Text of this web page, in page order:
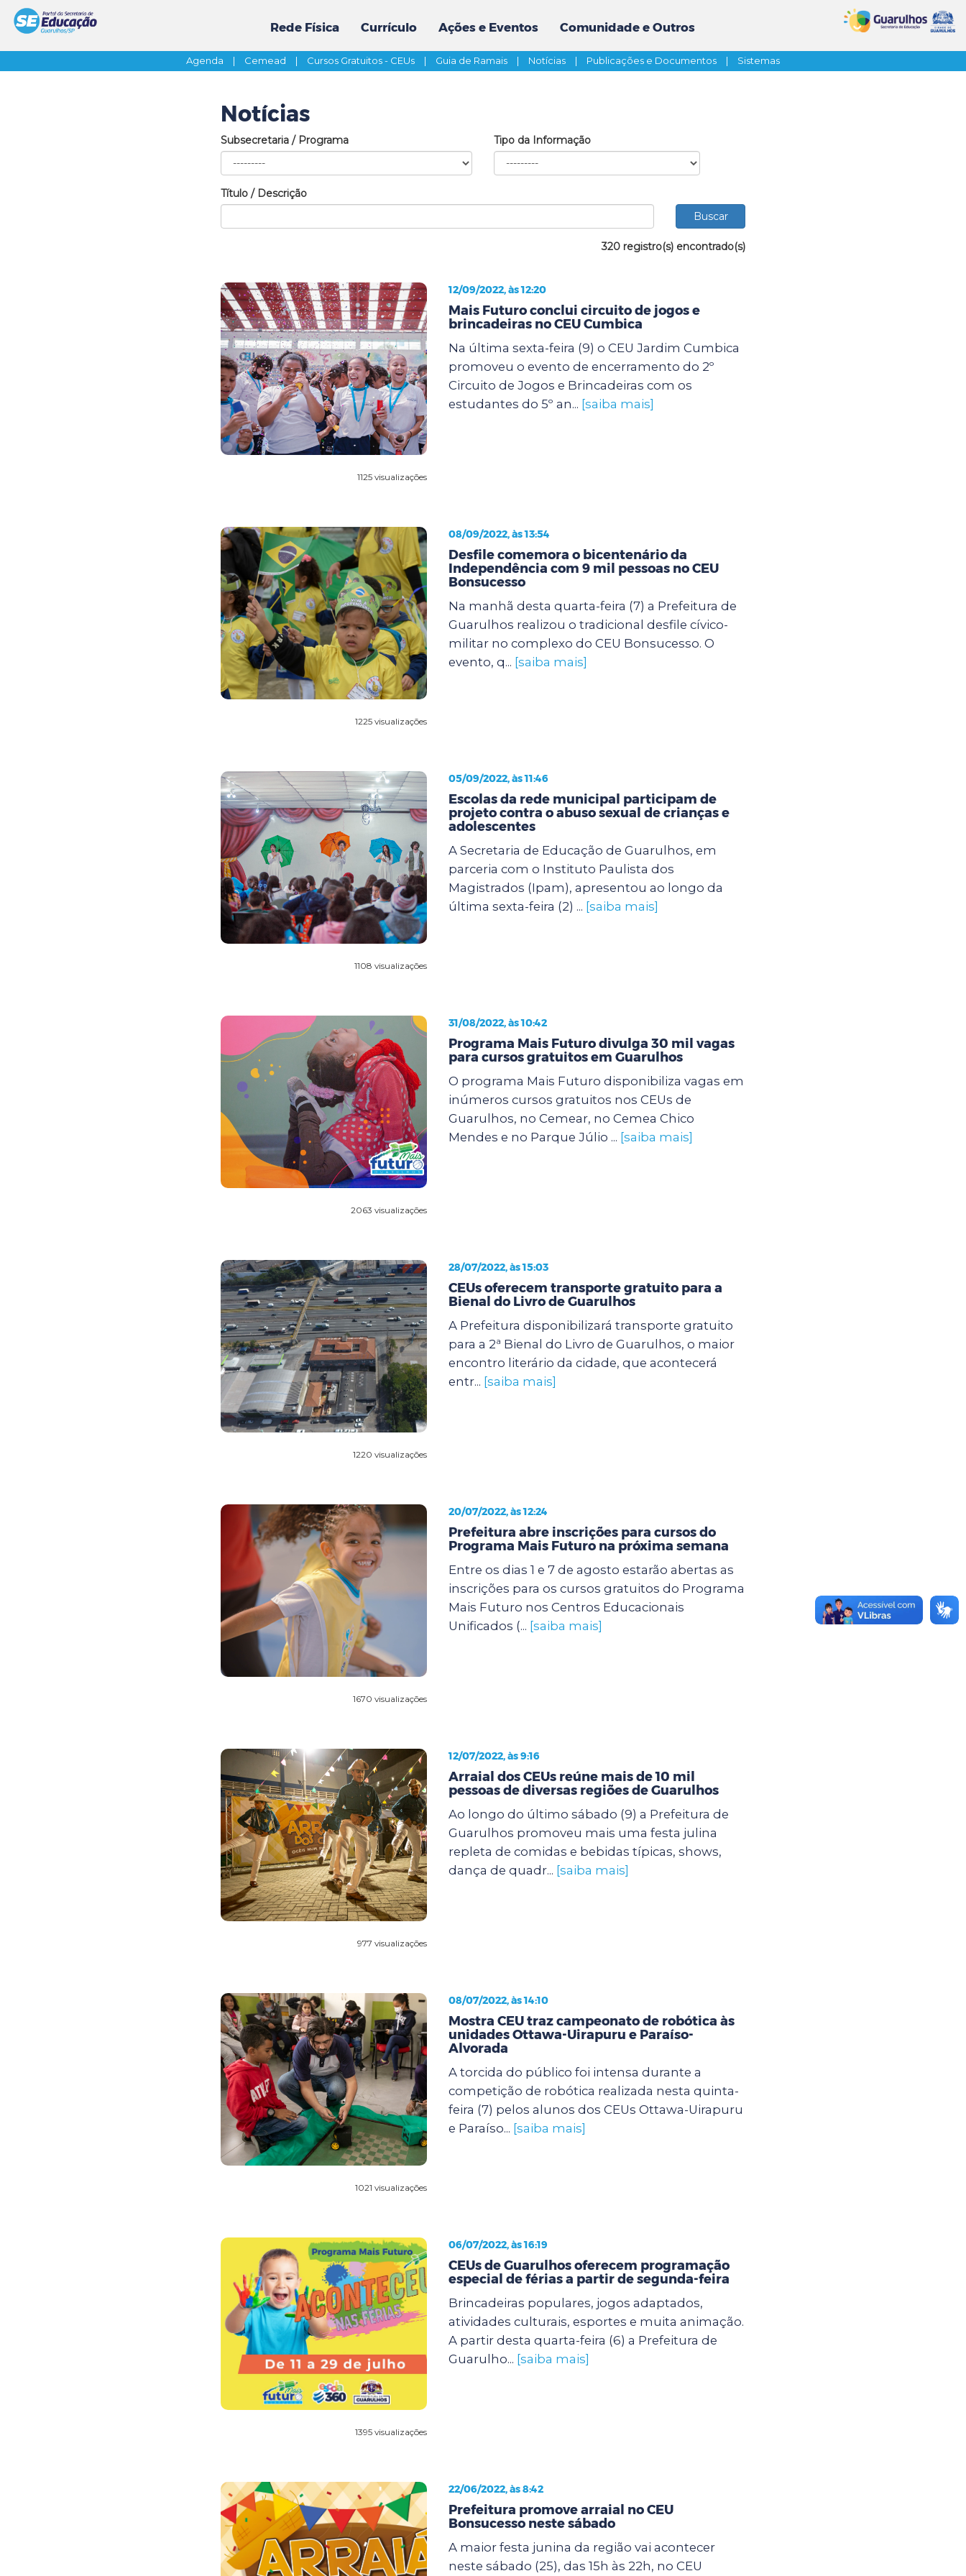
Rede Física Currículo Ações e Eventos Comunidade e Outros
Agenda | Cemead | Cursos Gratuitos - CEUs | Guia de Ramais | Notícias | Publicações e Documentos | Sistemas
Notícias
Subsecretaria / Programa Tipo da Informação
Título / Descrição
320 registro(s) encontrado(s)
1125 visualizações
12/09/2022, às 12:20
Mais Futuro conclui circuito de jogos e
brincadeiras no CEU Cumbica
Na última sexta-feira (9) o CEU Jardim Cumbica
promoveu o evento de encerramento do 2º
Circuito de Jogos e Brincadeiras com os
estudantes do 5º an... [saiba mais]
1225 visualizações
08/09/2022, às 13:54
Desfile comemora o bicentenário da
Independência com 9 mil pessoas no CEU
Bonsucesso
Na manhã desta quarta-feira (7) a Prefeitura de
Guarulhos realizou o tradicional desfile cívico-
militar no complexo do CEU Bonsucesso. O
evento, q... [saiba mais]
1108 visualizações
05/09/2022, às 11:46
Escolas da rede municipal participam de
projeto contra o abuso sexual de crianças e
adolescentes
A Secretaria de Educação de Guarulhos, em
parceria com o Instituto Paulista dos
Magistrados (Ipam), apresentou ao longo da
última sexta-feira (2) ... [saiba mais]
2063 visualizações
31/08/2022, às 10:42
Programa Mais Futuro divulga 30 mil vagas
para cursos gratuitos em Guarulhos
O programa Mais Futuro disponibiliza vagas em
inúmeros cursos gratuitos nos CEUs de
Guarulhos, no Cemear, no Cemea Chico
Mendes e no Parque Júlio ... [saiba mais]
1220 visualizações
28/07/2022, às 15:03
CEUs oferecem transporte gratuito para a
Bienal do Livro de Guarulhos
A Prefeitura disponibilizará transporte gratuito
para a 2ª Bienal do Livro de Guarulhos, o maior
encontro literário da cidade, que acontecerá
entr... [saiba mais]
1670 visualizações
20/07/2022, às 12:24
Prefeitura abre inscrições para cursos do
Programa Mais Futuro na próxima semana
Entre os dias 1 e 7 de agosto estarão abertas as
inscrições para os cursos gratuitos do Programa
Mais Futuro nos Centros Educacionais
Unificados (... [saiba mais]
977 visualizações
12/07/2022, às 9:16
Arraial dos CEUs reúne mais de 10 mil
pessoas de diversas regiões de Guarulhos
Ao longo do último sábado (9) a Prefeitura de
Guarulhos promoveu mais uma festa julina
repleta de comidas e bebidas típicas, shows,
dança de quadr... [saiba mais]
1021 visualizações
08/07/2022, às 14:10
Mostra CEU traz campeonato de robótica às
unidades Ottawa-Uirapuru e Paraíso-
Alvorada
A torcida do público foi intensa durante a
competição de robótica realizada nesta quinta-
feira (7) pelos alunos dos CEUs Ottawa-Uirapuru
e Paraíso... [saiba mais]
1395 visualizações
06/07/2022, às 16:19
CEUs de Guarulhos oferecem programação
especial de férias a partir de segunda-feira
Brincadeiras populares, jogos adaptados,
atividades culturais, esportes e muita animação.
A partir desta quarta-feira (6) a Prefeitura de
Guarulho... [saiba mais]
22/06/2022, às 8:42
Prefeitura promove arraial no CEU
Bonsucesso neste sábado
A maior festa junina da região vai acontecer
neste sábado (25), das 15h às 22h, no CEU